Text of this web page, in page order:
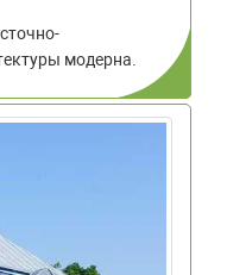
модерна.